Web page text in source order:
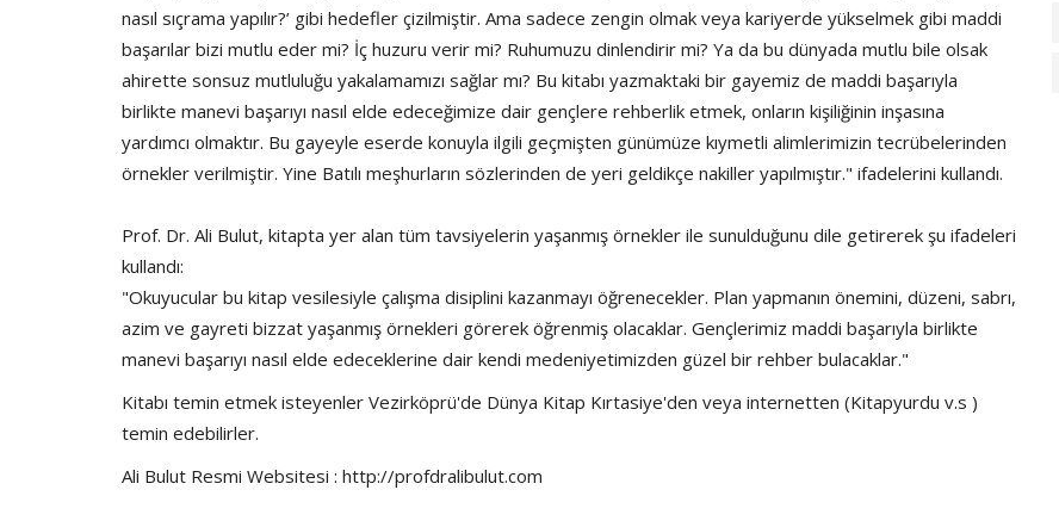
nasıl sıçrama yapılır?’ gibi hedefler çizilmiştir. Ama sadece zengin olmak veya kariyerde yükselmek gibi maddi
başarılar bizi mutlu eder mi? İç huzuru verir mi? Ruhumuzu dinlendirir mi? Ya da bu dünyada mutlu bile olsak
ahirette sonsuz mutluluğu yakalamamızı sağlar mı? Bu kitabı yazmaktaki bir gayemiz de maddi başarıyla
birlikte manevi başarıyı nasıl elde edeceğimize dair gençlere rehberlik etmek, onların kişiliğinin inşasına
yardımcı olmaktır. Bu gayeyle eserde konuyla ilgili geçmişten günümüze kıymetli alimlerimizin tecrübelerinden
örnekler verilmiştir. Yine Batılı meşhurların sözlerinden de yeri geldikçe nakiller yapılmıştır." ifadelerini kullandı.
Prof. Dr. Ali Bulut, kitapta yer alan tüm tavsiyelerin yaşanmış örnekler ile sunulduğunu dile getirerek şu ifadeleri
kullandı:
"Okuyucular bu kitap vesilesiyle çalışma disiplini kazanmayı öğrenecekler. Plan yapmanın önemini, düzeni, sabrı,
azim ve gayreti bizzat yaşanmış örnekleri görerek öğrenmiş olacaklar. Gençlerimiz maddi başarıyla birlikte
manevi başarıyı nasıl elde edeceklerine dair kendi medeniyetimizden güzel bir rehber bulacaklar."
Kitabı temin etmek isteyenler Vezirköprü'de Dünya Kitap Kırtasiye'den veya internetten (Kitapyurdu v.s )
temin edebilirler.
Ali Bulut Resmi Websitesi : http://profdralibulut.com